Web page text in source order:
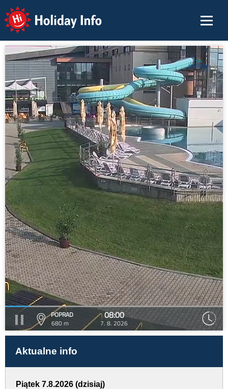
Holiday Info
POPRAD
680 m
08:00
7. 8. 2026
Aktualne info
Piątek 7.8.2026 (dzisiaj)